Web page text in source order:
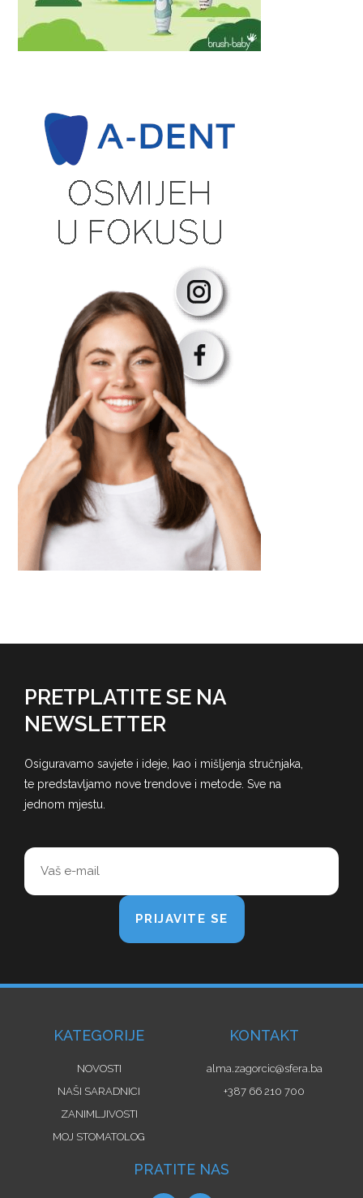
PRETPLATITE SE NA
NEWSLETTER
Osiguravamo savjete i ideje, kao i mišljenja stručnjaka,
te predstavljamo nove trendove i metode. Sve na
jednom mjestu.
PRIJAVITE SE
KATEGORIJE
NOVOSTI
NAŠI SARADNICI
ZANIMLJIVOSTI
MOJ STOMATOLOG
KONTAKT
alma.zagorcic@sfera.ba
+387 66 210 700
PRATITE NAS